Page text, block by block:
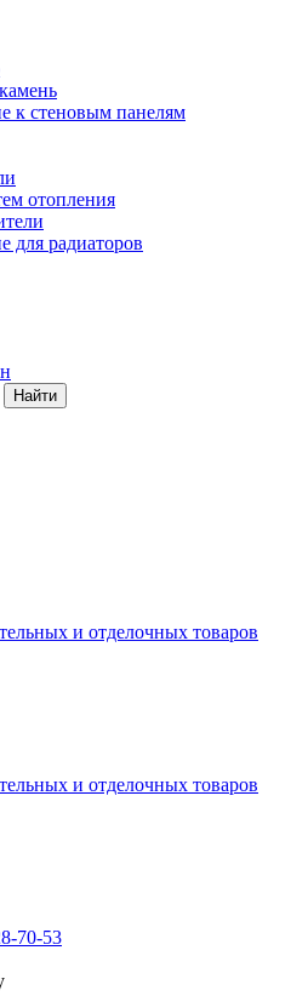
к стеновым панелям
отопления
для радиаторов
Найти
70-53